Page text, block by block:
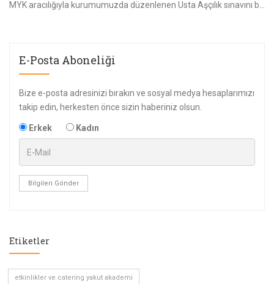
E-Posta Aboneliği
Bize e-posta adresinizi bırakın ve sosyal medya hesaplarımızı
takip edin, herkesten önce sizin haberiniz olsun.
Erkek Kadın
Bilgileri Gönder
Etiketler
etkinlikler ve catering yakut akademi